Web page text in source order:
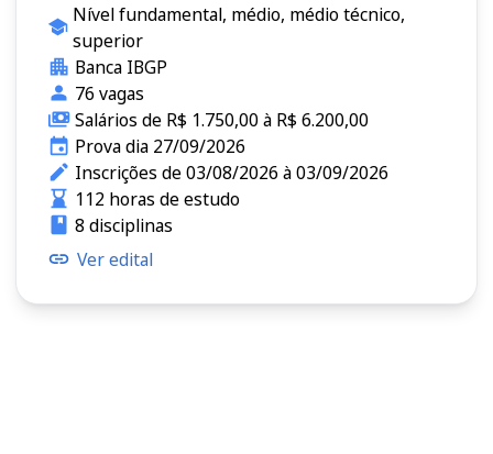
Nível fundamental, médio, médio técnico,
superior
Banca IBGP
76 vagas
Salários de R$ 1.750,00 à R$ 6.200,00
Prova dia 27/09/2026
Inscrições de 03/08/2026 à 03/09/2026
112 horas de estudo
8 disciplinas
Ver edital